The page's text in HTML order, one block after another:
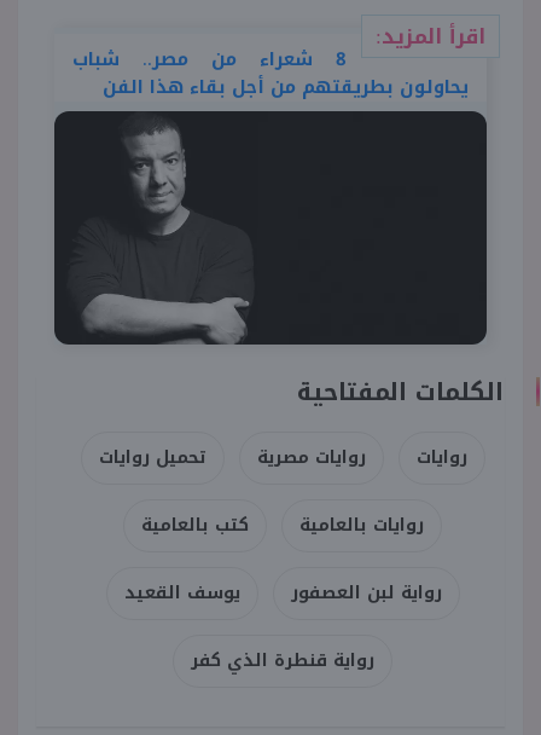
اقرأ المزيد:
8 شعراء من مصر.. شباب
يحاولون بطريقتهم من أجل بقاء هذا الفن
الكلمات المفتاحية
روايات روايات مصرية تحميل روايات
روايات بالعامية كتب بالعامية
رواية لبن العصفور يوسف القعيد
رواية قنطرة الذي كفر